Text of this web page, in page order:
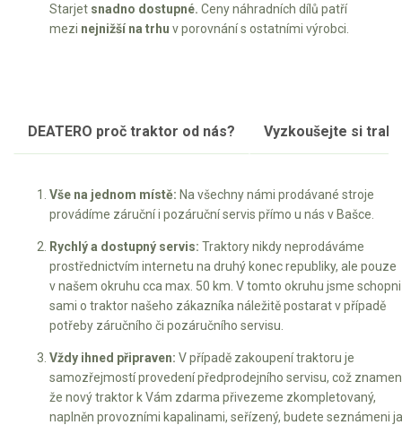
Starjet snadno dostupné. Ceny náhradních dílů patří
mezi nejnižší na trhu v porovnání s ostatními výrobci.
DEATERO proč traktor od nás? Vyzkoušejte si
Vše na jednom místě: Na všechny námi prodávané stroje
provádíme záruční i pozáruční servis přímo u nás v Bašce.
Rychlý a dostupný servis: Traktory nikdy neprodáváme
prostřednictvím internetu na druhý konec republiky, ale pouze
v našem okruhu cca max. 50 km. V tomto okruhu jsme
sami o traktor našeho zákazníka náležitě postarat v případě
potřeby záručního či pozáručního servisu.
Vždy ihned připraven: V případě zakoupení traktoru je
samozřejmostí provedení předprodejního servisu, což
že nový traktor k Vám zdarma přivezeme zkompletovaný,
naplněn provozními kapalinami, seřízený, budete seznámeni